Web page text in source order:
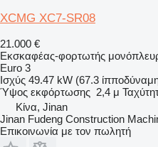
XCMG XC7-SR08
21.000 €
Εκσκαφέας-φορτωτής
Euro 3
Ισχύς 49.47 kW (67.3
Ύψος εκφόρτωσης 2,4 μ
Κίνα, Jinan
Jinan Fudeng Construction
Επικοινωνία με τον πωλητή